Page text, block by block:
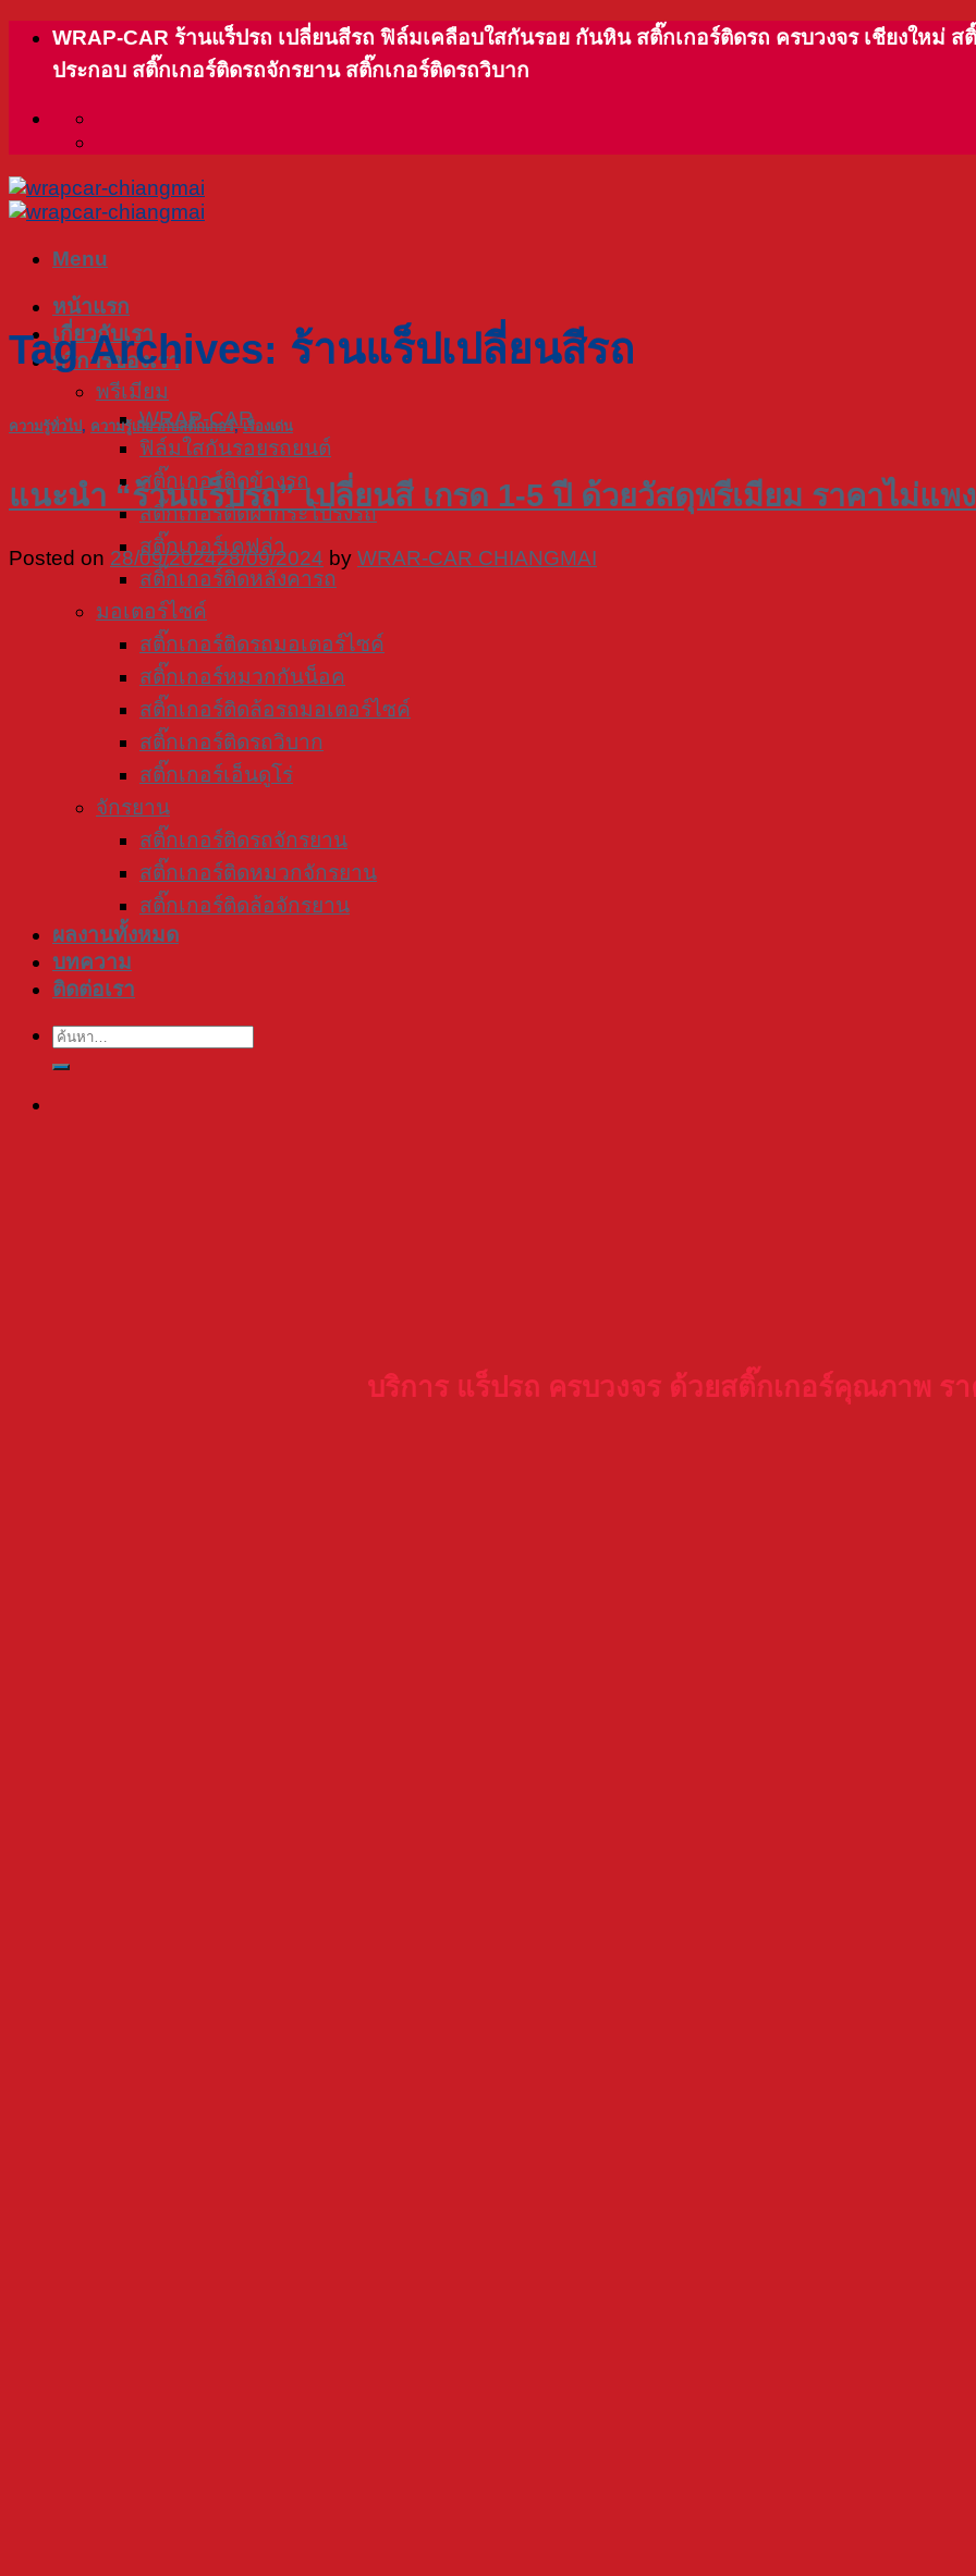
Skip
content
WRAP-CAR ร้านแร็ปรถ เปลี่ยนสีรถ ฟิล์มเคลือบใสกันรอย กันหิน สติ๊กเกอร์ติดรถ ครบวงจร เชียงใหม่
ประกอบ สติ๊กเกอร์ติดรถจักรยาน สติ๊กเกอร์ติดรถวิบาก
Menu
หน้าแรก
เกี่ยวกับเรา
บริการของเรา
พรีเมียม
WRAP-CAR
ฟิล์มใสกันรอยรถยนต์
สติ๊กเกอร์ติดข้างรถ
สติ๊กเกอร์ติดฝากระโปรงรถ
สติ๊กเกอร์เคฟล่า
สติ๊กเกอร์ติดหลังคารถ
มอเตอร์ไซค์
สติ๊กเกอร์ติดรถมอเตอร์ไซค์
สติ๊กเกอร์หมวกกันน็อค
สติ๊กเกอร์ติดล้อรถมอเตอร์ไซค์
สติ๊กเกอร์ติดรถวิบาก
สติ๊กเกอร์เอ็นดูโร่
จักรยาน
สติ๊กเกอร์ติดรถจักรยาน
สติ๊กเกอร์ติดหมวกจักรยาน
สติ๊กเกอร์ติดล้อจักรยาน
ผลงานทั้งหมด
บทความ
ติดต่อเรา
ค้นหา:
Tag Archives: ร้านแร็ปเปลี่ยนสีรถ
ความรู้ทั่วไป, ความรู้เกี่ยวกับสติ๊กเกอร์,เรื่องเด่น
แนะนำ “ร้านแร็ปรถ” เปลี่ยนสี เกรด 1-5 ปี ด้วยวัสดุพรีเมียม ราคาไม่แพ
Posted on 28/09/202428/09/2024 by WRAR-CAR CHIANGMAI
บริการ แร็ปรถ ครบวงจร ด้วยสติ๊กเกอร์คุณภาพ ร